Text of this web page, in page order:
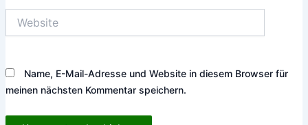
Name, E-Mail-Adresse und Website in diesem Browser für
meinen nächsten Kommentar speichern.